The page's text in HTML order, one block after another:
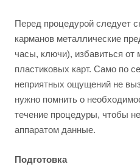
Перед процедурой следует
карманов металлические
часы, ключи), избавиться от
пластиковых карт. Само по
неприятных ощущений не
нужно помнить о
течение процедуры, чтобы
аппаратом данные.
Подготовка